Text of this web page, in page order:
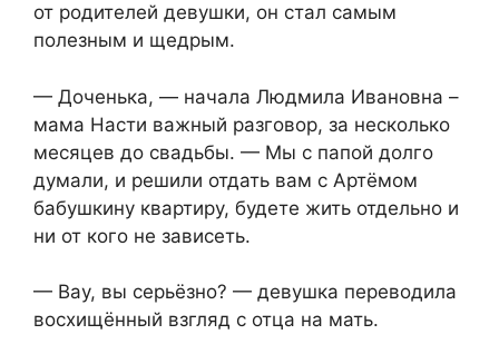
от родителей девушки, он стал самым
полезным и щедрым.
— Доченька, — начала Людмила Ивановна –
мама Насти важный разговор, за несколько
месяцев до свадьбы. — Мы с папой долго
думали, и решили отдать вам с Артёмом
бабушкину квартиру, будете жить отдельно и
ни от кого не зависеть.
— Вау, вы серьёзно? — девушка переводила
восхищённый взгляд с отца на мать.